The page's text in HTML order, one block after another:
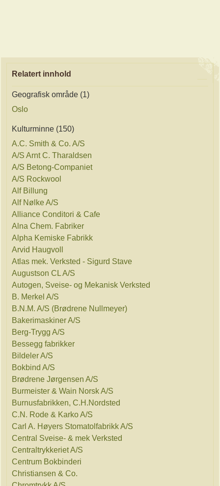
Relatert innhold
Geografisk område (1)
Oslo
Kulturminne (150)
A.C. Smith & Co. A/S
A/S Arnt C. Tharaldsen
A/S Betong-Companiet
A/S Rockwool
Alf Billung
Alf Nølke A/S
Alliance Conditori & Cafe
Alna Chem. Fabriker
Alpha Kemiske Fabrikk
Arvid Haugvoll
Atlas mek. Verksted - Sigurd Stave
Augustson CL A/S
Autogen, Sveise- og Mekanisk Verksted
B. Merkel A/S
B.N.M. A/S (Brødrene Nullmeyer)
Bakerimaskiner A/S
Berg-Trygg A/S
Bessegg fabrikker
Bildeler A/S
Bokbind A/S
Brødrene Jørgensen A/S
Burmeister & Wain Norsk A/S
Burnusfabrikken, C.H.Nordsted
C.N. Rode & Karko A/S
Carl A. Høyers Stomatolfabrikk A/S
Central Sveise- & mek Verksted
Centraltrykkeriet A/S
Centrum Bokbinderi
Christiansen & Co.